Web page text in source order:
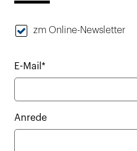
zm Online-Newsletter
E-Mail*
Anrede